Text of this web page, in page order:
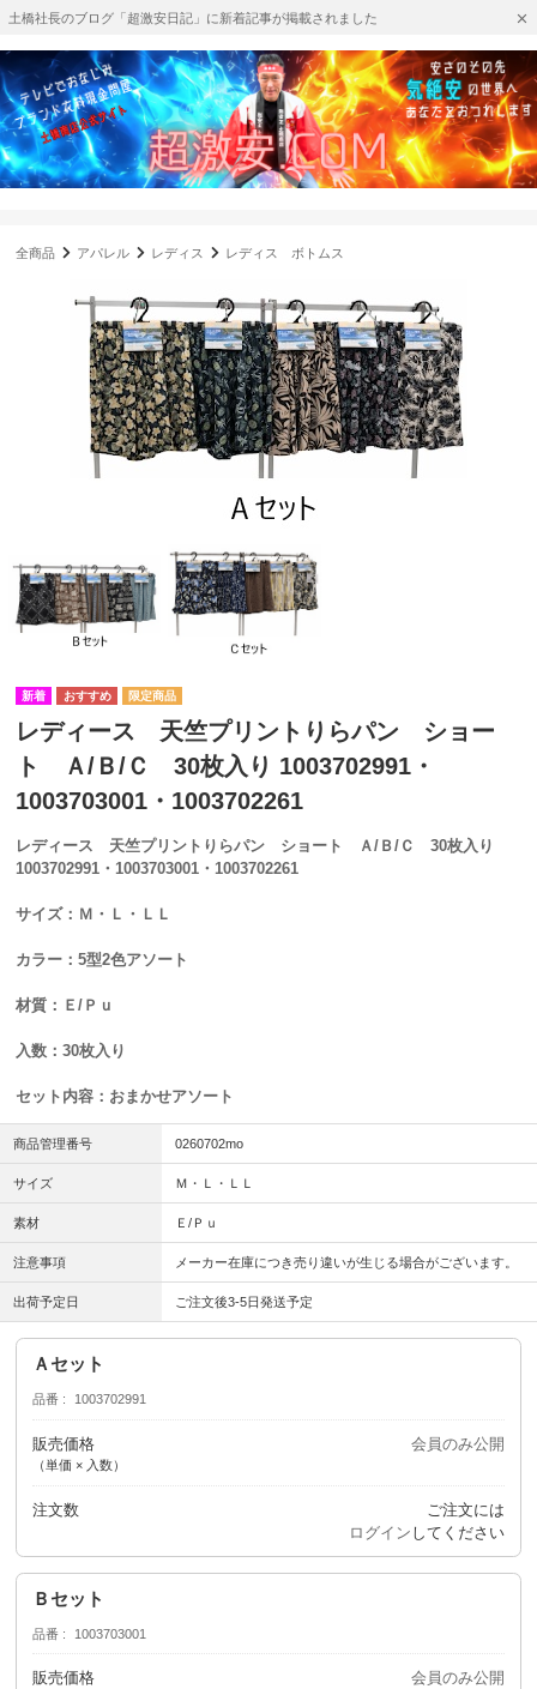
土橋社長のブログ「超激安日記」に新着記事が掲載されました
全商品 アパレル レディス レディス ボトムス
レディース 天竺プリントりらパン ショー
ト Ａ/Ｂ/Ｃ 30枚入り 1003702991・
1003703001・1003702261
レディース 天竺プリントりらパン ショート Ａ/Ｂ/Ｃ 30枚入り
1003702991・1003703001・1003702261
サイズ：Ｍ・Ｌ・ＬＬ
カラー：5型2色アソート
材質：Ｅ/Ｐｕ
入数：30枚入り
セット内容：おまかせアソート
商品管理番号 0260702mo
サイズ Ｍ・Ｌ・ＬＬ
素材 Ｅ/Ｐｕ
注意事項 メーカー在庫につき売り違いが生じる場合がございます。
出荷予定日 ご注文後3-5日発送予定
Ａセット
品番 1003702991
販売価格
（単価 × 入数）
会員のみ公開
注文数
ご注文には
ログイン してください
Ｂセット
品番 1003703001
販売価格 会員のみ公開